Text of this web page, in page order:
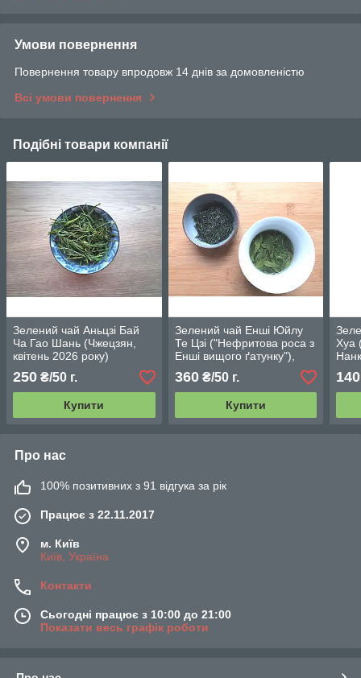
Умови повернення
Повернення товару впродовж 14 днів за домовленістю
Всі умови повернення
Подібні товари компанії
Зелений чай Аньцзі Бай
Ча Гао Шань (Чжецзян,
квітень 2026 року)
250 ₴/50 г.
Купити
Зелений чай Енші Юйлу
Те Цзі ("Нефритова роса з
Енші вищого ґатунку"),
(Хубей, березень 2026 р)
360₴/50 г.
Купити
Хуа
140
Про нас
100% позитивних з 91 відгука за рік
Працює з 22.11.2017
м. Київ
Київ, Україна
Контакти
Сьогодні працює з 10:00 до 21:00
Показати весь графік роботи